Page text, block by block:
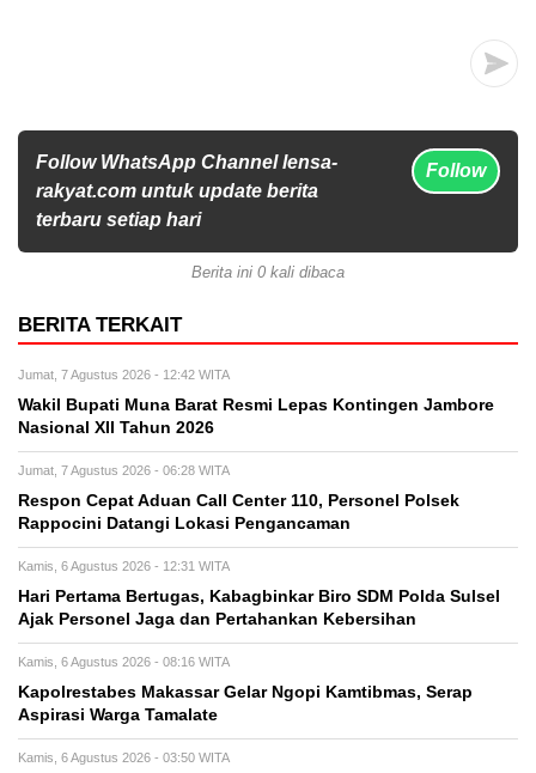
Follow WhatsApp Channel lensa-
rakyat.com untuk update berita
terbaru setiap hari
Follow
Berita ini 0 kali dibaca
BERITA TERKAIT
Jumat, 7 Agustus 2026 - 12:42 WITA
Wakil Bupati Muna Barat Resmi Lepas Kontingen Jambore
Nasional XII Tahun 2026
Jumat, 7 Agustus 2026 - 06:28 WITA
Respon Cepat Aduan Call Center 110, Personel Polsek
Rappocini Datangi Lokasi Pengancaman
Kamis, 6 Agustus 2026 - 12:31 WITA
Hari Pertama Bertugas, Kabagbinkar Biro SDM Polda Sulsel
Ajak Personel Jaga dan Pertahankan Kebersihan
Kamis, 6 Agustus 2026 - 08:16 WITA
Kapolrestabes Makassar Gelar Ngopi Kamtibmas, Serap
Aspirasi Warga Tamalate
Kamis, 6 Agustus 2026 - 03:50 WITA